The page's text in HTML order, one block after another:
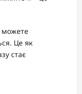
можете
Це як
стає